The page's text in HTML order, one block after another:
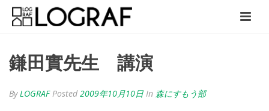
鎌田實先生 講演
ByLOGRAF Posted 2009年10月10日 In 森にすもう部